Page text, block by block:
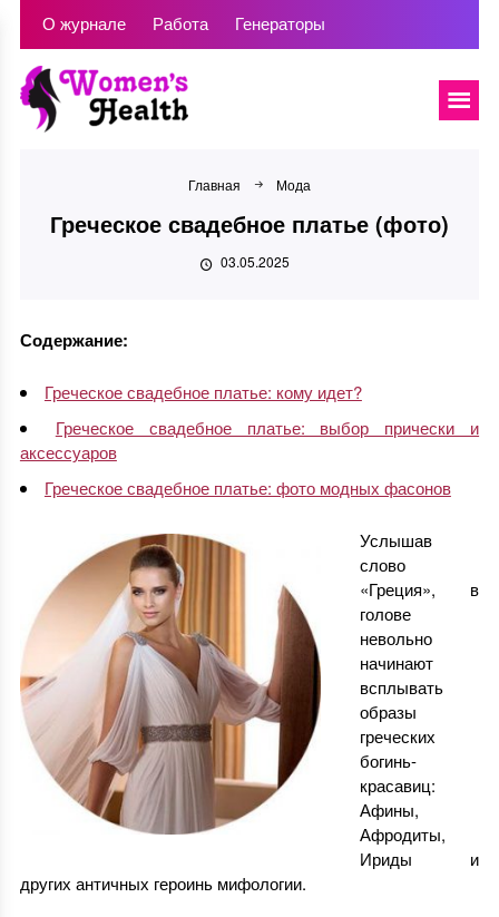
О журнале Работа Генераторы
Главная Мода
Греческое свадебное платье (фото)
03.05.2025
Содержание:
Греческое свадебное платье: кому идет?
Греческое свадебное платье: выбор прически и
аксессуаров
Греческое свадебное платье: фото модных фасонов
Услышав
слово
«Греция», в
голове
невольно
начинают
всплывать
образы
греческих
богинь-
красавиц:
Афины,
Афродиты,
Ириды и
других античных героинь мифологии.